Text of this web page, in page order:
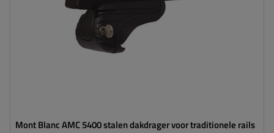
Mont Blanc AMC 5400 stalen dakdrager voor traditionele rails